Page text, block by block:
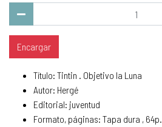
Encargar
Título: Tintin . Objetivo la Luna
Autor: Hergé
Editorial: juventud
Formato, páginas: Tapa dura , 64p.